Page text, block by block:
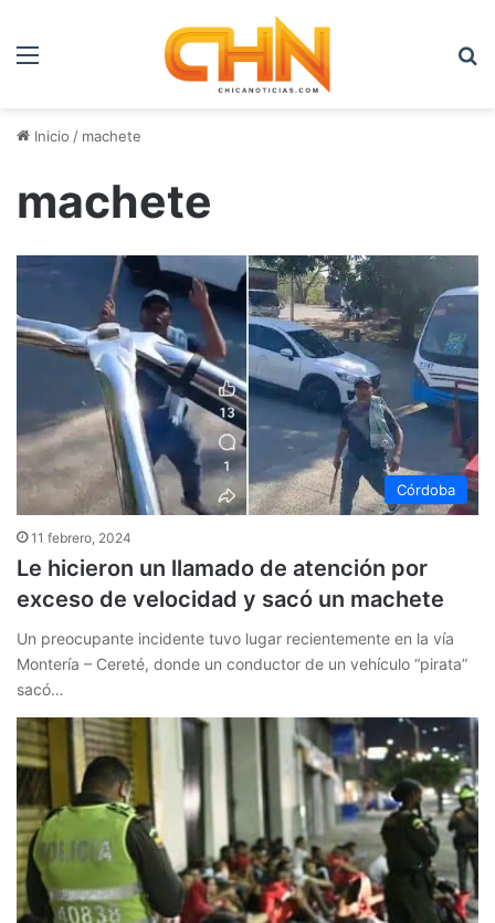
Menú
Inicio / machete
machete
Córdoba
11 febrero, 2024
Le hicieron un llamado de atención por
exceso de velocidad y sacó un machete
Un preocupante incidente tuvo lugar recientemente en la vía
Montería – Cereté, donde un conductor de un vehículo “pirata”
sacó…